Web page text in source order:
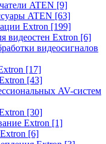
ATEN [9]
ATEN [63]
Extron [199]
видеостен Extron [6]
видеосигналов
[17]
[43]
AV-систем
[30]
Extron [1]
[6]